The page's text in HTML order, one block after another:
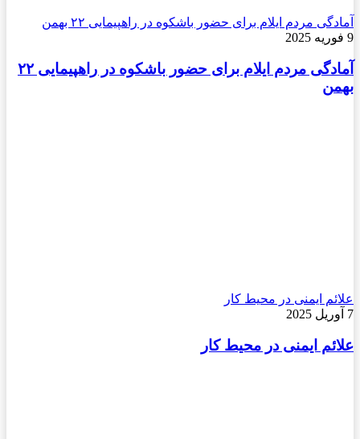
آمادگی مردم ایلام برای حضور باشکوه در راهپیمایی ۲۲ بهمن
9 فوریه 2025
آمادگی مردم ایلام برای حضور باشکوه در راهپیمایی ۲۲
بهمن
علائم ایمنی در محیط کار
7 آوریل 2025
علائم ایمنی در محیط کار